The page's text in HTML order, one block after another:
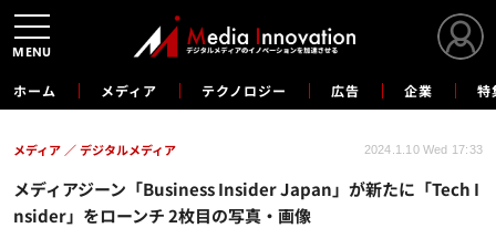
ホーム メディア テクノロジー 広告 企業 特
メディアジーン「Business Insider Japan」が新たに「Tech I
nsider」をローンチ 2枚目の写真・画像
メディア デジタルメディア 2024.1.10 Wed 17:33
MENU